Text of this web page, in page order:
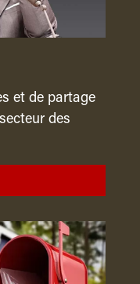
et de partage
des